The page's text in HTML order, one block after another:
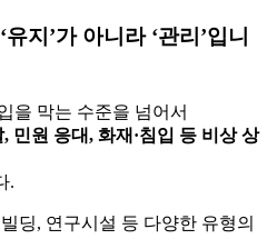
지’가 아니라 ‘관리’입니
을 막는 수준을 넘어서
민원 응대, 화재·침입 등 비상 상
.
딩, 연구시설 등 다양한 유형의